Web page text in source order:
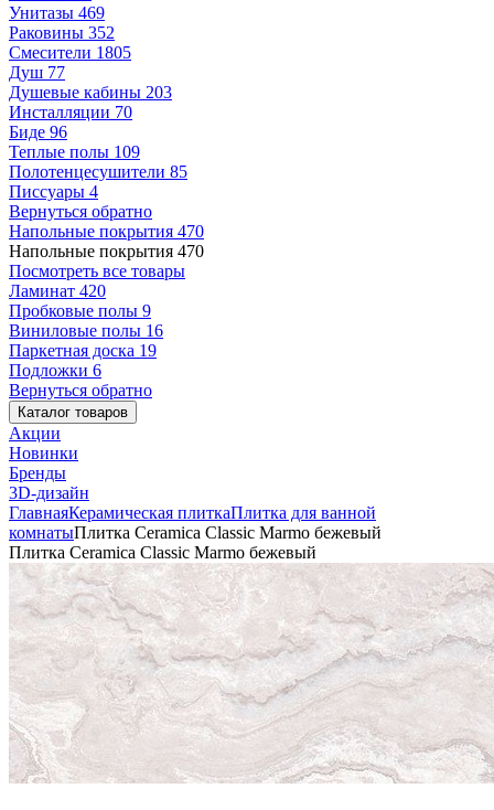
Унитазы 469
Раковины 352
Смесители 1805
Душ 77
Душевые кабины 203
Инсталляции 70
Биде 96
Теплые полы 109
Полотенцесушители 85
Писсуары 4
Вернуться обратно
Напольные покрытия 470
Напольные покрытия 470
Посмотреть все товары
Ламинат 420
Пробковые полы 9
Виниловые полы 16
Паркетная доска 19
Подложки 6
Вернуться обратно
Каталог товаров
Акции
Новинки
Бренды
3D-дизайн
ГлавнаяКерамическая плиткаПлитка для ванной
комнатыПлитка Ceramica Classic Marmo бежевый
Плитка Ceramica Classic Marmo бежевый